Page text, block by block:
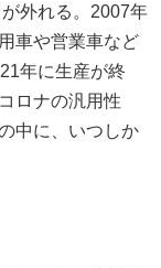
外れる。2007年
車や営業車など
年に生産が終
ロナの汎用性
中に、いつしか